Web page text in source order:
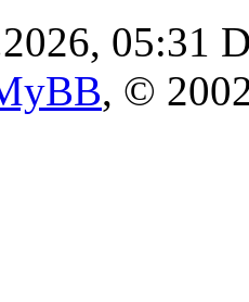
05:31
, ©